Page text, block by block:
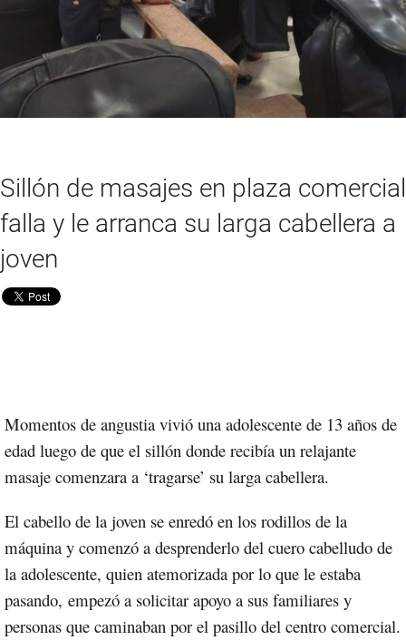
Sillón de masajes en plaza comercial
falla y le arranca su larga cabellera a
joven
Momentos de angustia vivió una adolescente de 13 años de
edad luego de que el sillón donde recibía un relajante
masaje comenzara a ‘tragarse’ su larga cabellera.
El cabello de la joven se enredó en los rodillos de la
máquina y comenzó a desprenderlo del cuero cabelludo de
la adolescente, quien atemorizada por lo que le estaba
pasando, empezó a solicitar apoyo a sus familiares y
personas que caminaban por el pasillo del centro comercial.